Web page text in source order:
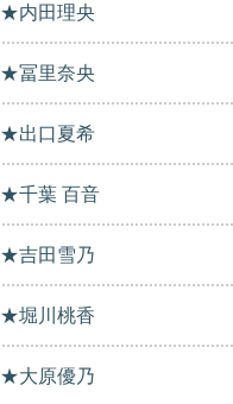
★内田理央
★冨里奈央
★出口夏希
★千葉 百音
★吉田雪乃
★堀川桃香
★大原優乃